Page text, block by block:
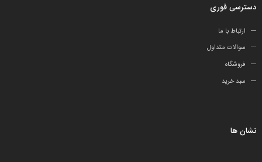
دسترسی فوری
ارتباط با ما
سوالات متداول
فروشگاه
سبد خرید
نشان ها